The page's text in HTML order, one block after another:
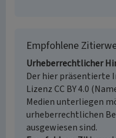
Empfohlene
Urheberrechtlicher
Der hier präsentierte
Lizenz CC BY 4.0
Medien unterliegen
urheberrechtlichen
ausgewiesen sind.